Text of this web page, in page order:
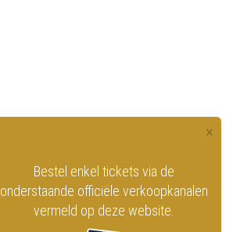
×
Bestel enkel tickets via de
onderstaande officiële verkoopkanalen
vermeld op deze website.